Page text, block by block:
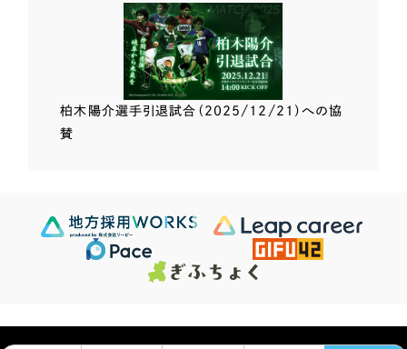
624 この条件で検索する
柏木陽介選手引退試合（2025/12/21）への協
賛